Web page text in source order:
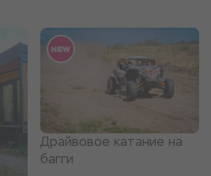
Драйвовое катание на
багги